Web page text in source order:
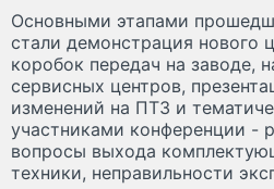
Основными этапами
стали демонстрация нового
коробок передач на заводе,
сервисных центров,
изменений на ПТЗ и
участниками конференции -
вопросы выхода
техники, неправильности